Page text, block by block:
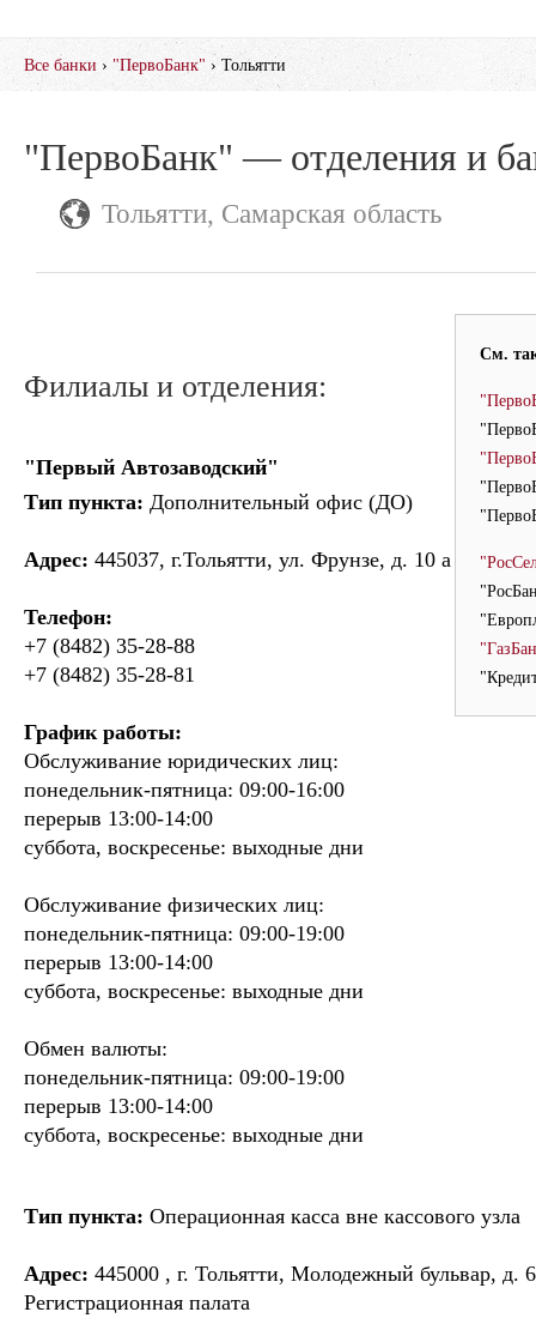
Все банки › "ПервоБанк" › Тольятти
"ПервоБанк" — отделения и
Тольятти, Самарская область
См.
Филиалы и отделения:
"Первый Автозаводский"
Тип пункта: Дополнительный офис (ДО)
Адрес: 445037, г.Тольятти, ул. Фрунзе, д. 10 а
Телефон:
+7 (8482) 35-28-88
+7 (8482) 35-28-81
График работы:
Обслуживание юридических лиц:
понедельник-пятница: 09:00-16:00
перерыв 13:00-14:00
суббота, воскресенье: выходные дни
Обслуживание физических лиц:
понедельник-пятница: 09:00-19:00
перерыв 13:00-14:00
суббота, воскресенье: выходные дни
Обмен валюты:
понедельник-пятница: 09:00-19:00
перерыв 13:00-14:00
суббота, воскресенье: выходные дни
Тип пункта: Операционная касса вне кассового узла
Адрес: 445000 , г. Тольятти, Молодежный бульвар, д.
Регистрационная палата